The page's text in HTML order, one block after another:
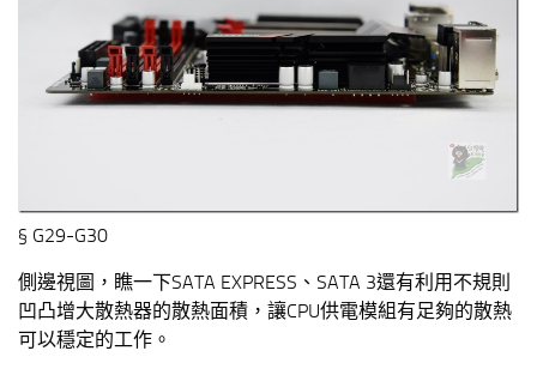
§ G29-G30
側邊視圖，瞧一下SATA EXPRESS、SATA 3還有利用不規則
凹凸增大散熱器的散熱面積，讓CPU供電模組有足夠的散熱
可以穩定的工作。